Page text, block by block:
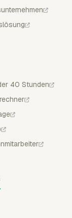
40 Stunden